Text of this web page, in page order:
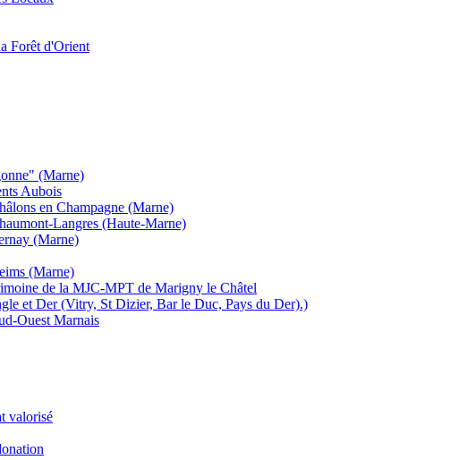
Forêt d'Orient
(Marne)
Aubois
en Champagne (Marne)
Langres (Haute-Marne)
(Marne)
(Marne)
de la MJC-MPT de Marigny le Châtel
et Der (Vitry, St Dizier, Bar le Duc, Pays du Der).)
Ouest Marnais
valorisé